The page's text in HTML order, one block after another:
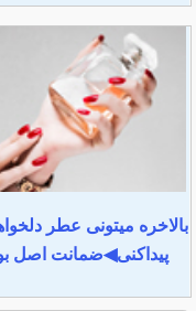
بالاخره میتونی عطر
پیداکنی◀ضمانت اصل